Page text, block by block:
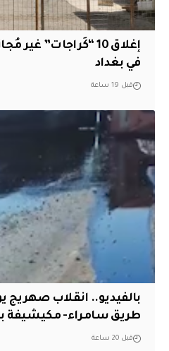
إغلاق 10 “كَراجات”
في بغداد
قبل 19 ساعة
بالفيديو.. انقلاب صهريج
طريق سامراء- مكيشيفة
قبل 20 ساعة